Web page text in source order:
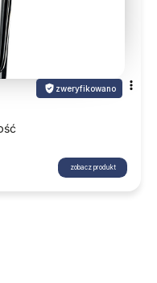
zweryfikowano
zobacz produkt